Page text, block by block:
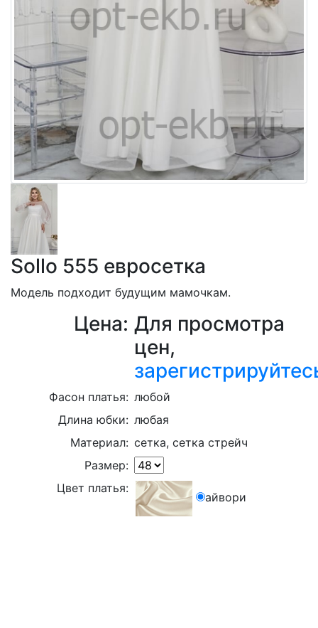
Sollo 555 евросетка
Модель подходит будущим мамочкам.
Цена: Для просмотра
цен,
Фасон платья: любой
Длина юбки: любая
Материал: сетка, сетка стрейч
Размер:
Цвет платья:
айвори